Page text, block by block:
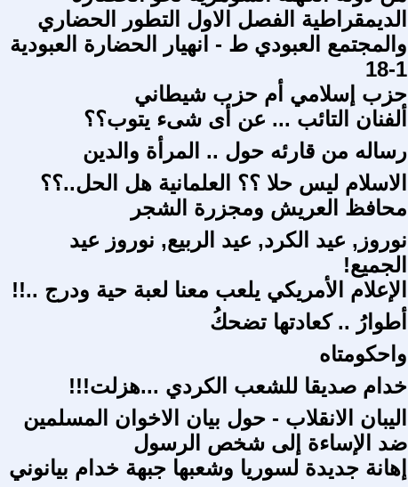
الديمقراطية الفصل الاول التطور الحضاري
والمجتمع العبودي ط - انهيار الحضارة العبودية
1-18
حزب إسلامي أم حزب شيطاني
ألفنان التائب ... عن أى شىء يتوب؟؟
رساله من قارئه حول .. المرأة والدين
الاسلام ليس حلا ؟؟ العلمانية هل الحل..؟؟
محافظ العريش ومجزرة الشجر
نوروز, عيد الكرد, عيد الربيع, نوروز عيد
الجميع!
الإعلام الأمريكي يلعب معنا لعبة حية ودرج ..!!
أطوارُ .. كعادتها تضحكُ
واحكومتاه
خدام صديقا للشعب الكردي ...هزلت!!!
اليبان الانقلاب - حول بيان الاخوان المسلمين
ضد الإساءة إلى شخص الرسول
إهانة جديدة لسوريا وشعبها جبهة خدام بيانوني